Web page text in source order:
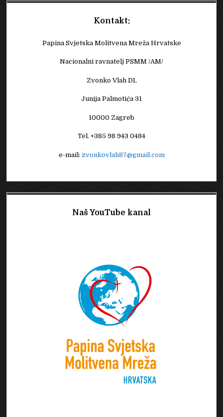
Kontakt:
Papina Svjetska Molitvena Mreža Hrvatske
Nacionalni ravnatelj PSMM /AM/
Zvonko Vlah DI,
Junija Palmotića 31
10000 Zagreb
Tel. +385 98 943 0484
e-mail: zvonkovlah87@gmail.com
Naš YouTube kanal